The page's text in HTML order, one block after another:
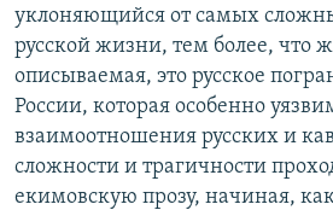
уклоняющийся от самых
русской жизни, тем более, что
описываемая, это русское
России, которая особенно
взаимоотношения русских и
сложности и трагичности
екимовскую прозу, начиная,